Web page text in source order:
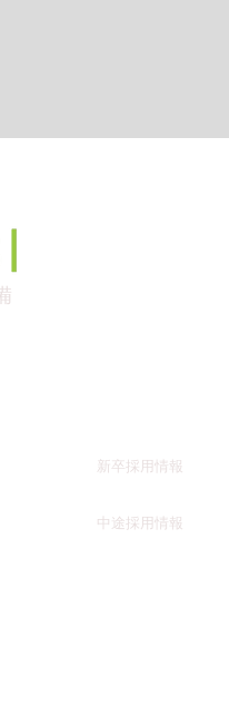
新卒採用情報
中途採用情報